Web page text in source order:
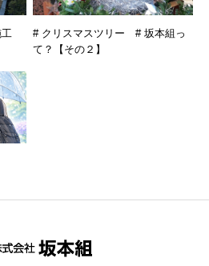
# クリスマスツリー # 坂本組っ
て？【その２】